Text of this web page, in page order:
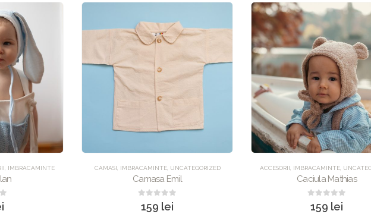
,IMBRACAMINTE CAMASI,IMBRACAMINTE,UNCATEGORIZED
Camasa Emil
out of 5
159lei
ACCESORII,IMBRACAMINTE,
Caciula Mathias
out of 5
159lei